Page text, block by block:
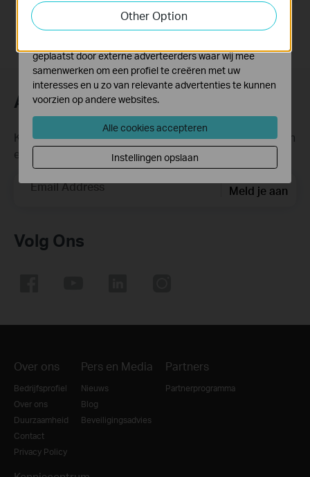
Abonneer
Krijg updates over nieuwe producten, samenwerkingen
en ander interessant nieuws
Email Address Meld je aan
Volg Ons
Over ons
Bedrijfsprofiel
Over ons
Duurzaamheid
Contact
Privacy Policy
Pers en Media
Nieuws
Blog
Beveiligingsadvies
Partners
Partnerprogramma
Other Option
functionaliteit van de website aan te passen en te
verbeteren.
geplaatst door externe adverteerders waar wij mee
samenwerken om een profiel te creëren met uw
interesses en u zo van relevante advertenties te kunnen
voorzien op andere websites.
Alle cookies accepteren
Instellingen opslaan